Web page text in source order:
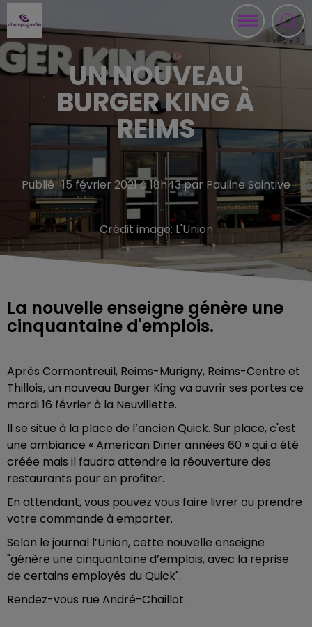
UN NOUVEAU
BURGER KING À
REIMS
Publié : 15 février 2021 à 18h43 par Pauline Saintive
Crédit image: L'Union
La nouvelle enseigne génère une
cinquantaine d'emplois.
Après Cormontreuil, Reims-Murigny, Reims-Centre et
Thillois, un nouveau Burger King va ouvrir ses portes ce
mardi 16 février à la Neuvillette.
Il se situe à la place de l’ancien Quick. Sur place, c'est
une ambiance « American Diner années 60 » qui a été
créée mais il faudra attendre la réouverture des
restaurants pour en profiter.
En attendant, vous pouvez vous faire livrer ou prendre
votre commande à emporter.
Selon le journal l’Union, cette nouvelle enseigne
"génère une cinquantaine d’emplois, avec la reprise
de certains employés du Quick".
Rendez-vous rue André-Chaillot.